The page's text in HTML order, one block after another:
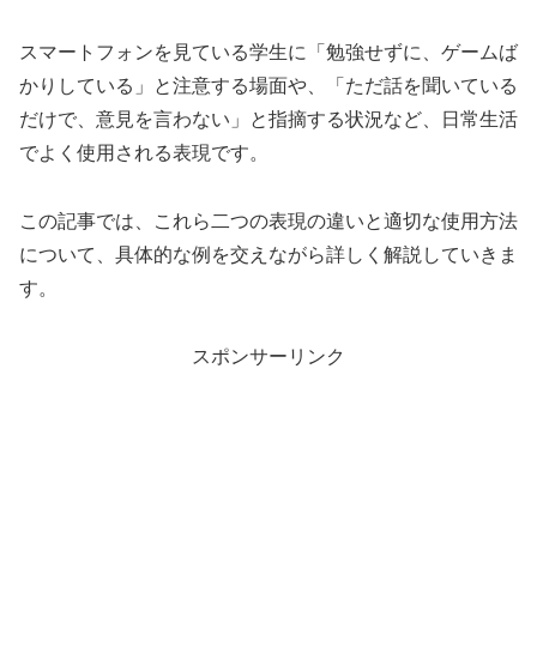
スマートフォンを見ている学生に「勉強せずに、ゲームば
かりしている」と注意する場面や、「ただ話を聞いている
だけで、意見を言わない」と指摘する状況など、日常生活
でよく使用される表現です。
この記事では、これら二つの表現の違いと適切な使用方法
について、具体的な例を交えながら詳しく解説していきま
す。
スポンサーリンク